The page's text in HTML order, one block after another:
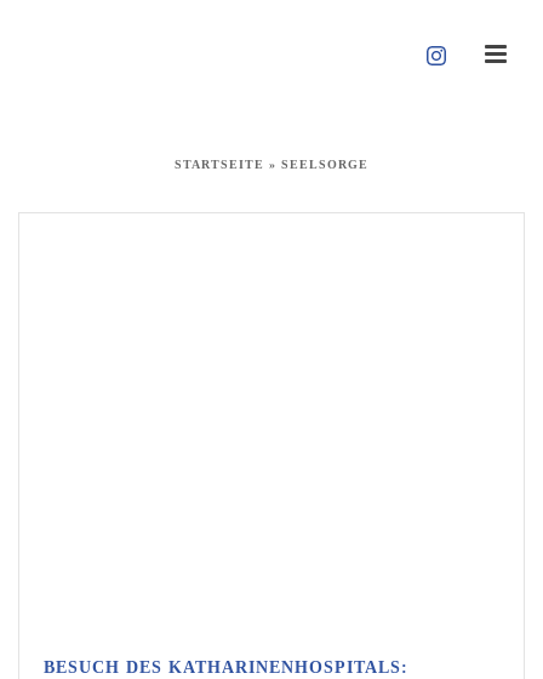
STARTSEITE » SEELSORGE
BESUCH DES KATHARINENHOSPITALS: